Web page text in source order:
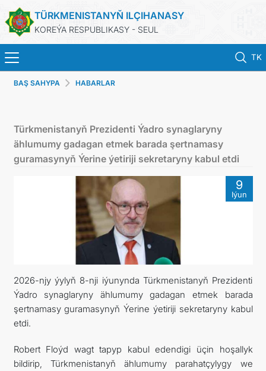
TÜRKMENISTANYŇ ILÇIHANASY
KOREÝA RESPUBLIKASY - SEUL
TK
ONLINE CONSULAR REGISTRATION OF CITIZENS
투르크메니스탄
연락처
관광
BAŞ SAHYPA HABARLAR
Türkmenistanyň Prezidenti Ýadro synaglaryny
ählumumy gadagan etmek barada şertnamasy
guramasynyň Ýerine ýetiriji sekretaryny kabul etdi
9
Iýun
2026-njy ýylyň 8-nji iýunynda Türkmenistanyň Prezidenti
Ýadro synaglaryny ählumumy gadagan etmek barada
şertnamasy guramasynyň Ýerine ýetiriji sekretaryny kabul
etdi.
Robert Floýd wagt tapyp kabul edendigi üçin hoşallyk
bildirip, Türkmenistanyň ählumumy parahatçylygy we